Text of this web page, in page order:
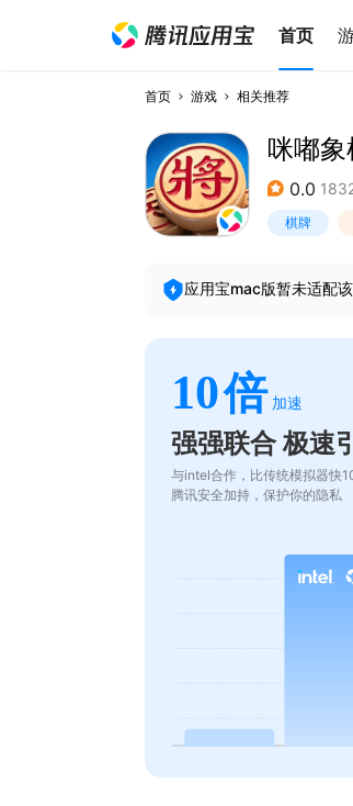
首页
首页 游戏 相关推荐
咪嘟象
0.0
棋牌
应用宝mac版暂未适配
10倍 加速
强强联合 极速
与intel合作，比传统模拟器快
腾讯安全加持，保护你的隐私